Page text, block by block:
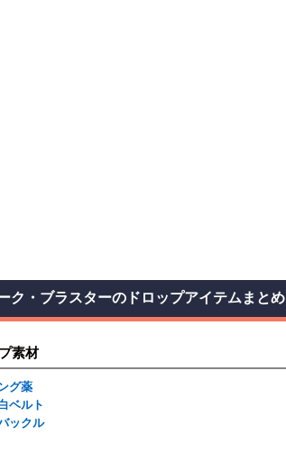
ク・ブラスターのドロップアイテムまとめ
素材
グ薬
ベルト
ックル